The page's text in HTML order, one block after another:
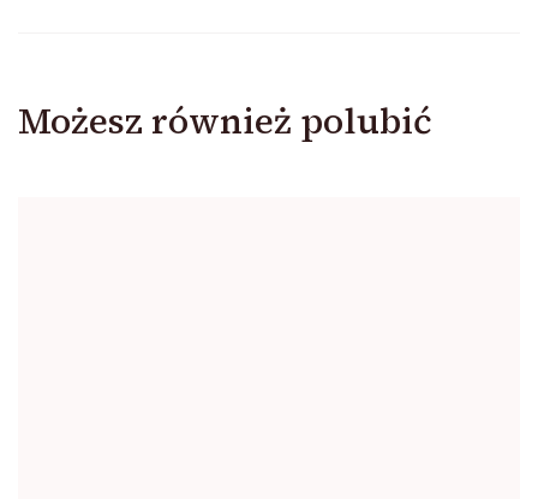
Możesz również polubić